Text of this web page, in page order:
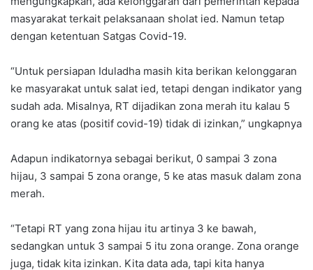
masyarakat terkait pelaksanaan sholat ied. Namun tetap
dengan ketentuan Satgas Covid-19.
“Untuk persiapan Iduladha masih kita berikan kelonggaran
ke masyarakat untuk salat ied, tetapi dengan indikator yang
sudah ada. Misalnya, RT dijadikan zona merah itu kalau 5
orang ke atas (positif covid-19) tidak di izinkan,” ungkapnya
Adapun indikatornya sebagai berikut, 0 sampai 3 zona
hijau, 3 sampai 5 zona orange, 5 ke atas masuk dalam zona
merah.
“Tetapi RT yang zona hijau itu artinya 3 ke bawah,
sedangkan untuk 3 sampai 5 itu zona orange. Zona orange
juga, tidak kita izinkan. Kita data ada, tapi kita hanya